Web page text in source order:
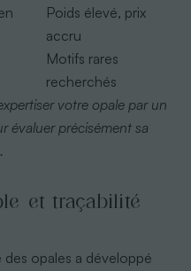
Poids élevé, prix
accru
Motifs rares
recherchés
votre opale par un
évaluer précisément sa
et traçabilité
des opales a développé